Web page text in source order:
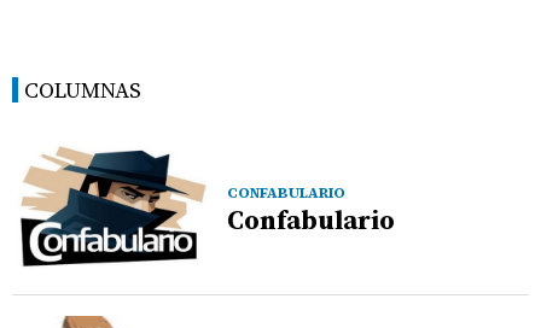
COLUMNAS
CONFABULARIO
Confabulario